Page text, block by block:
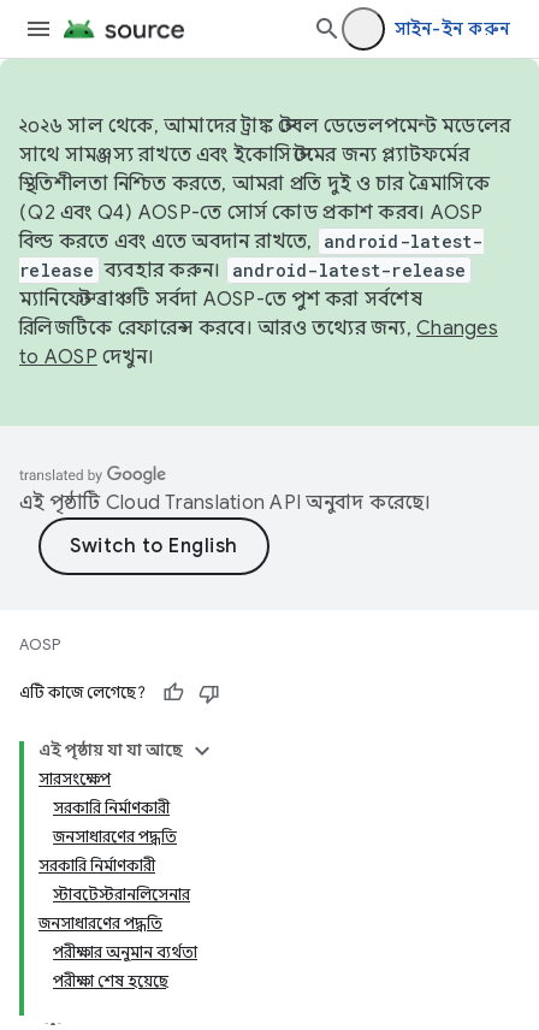
সাইন-ইন করুন
২০২৬ সাল থেকে, আমাদের ট্রাঙ্ক স্টেবল ডেভেলপমেন্ট মডেলের
সাথে সামঞ্জস্য রাখতে এবং ইকোসিস্টেমের জন্য প্ল্যাটফর্মের
স্থিতিশীলতা নিশ্চিত করতে, আমরা প্রতি দুই ও চার ত্রৈমাসিকে
(Q2 এবং Q4) AOSP-তে সোর্স কোড প্রকাশ করব। AOSP
বিল্ড করতে এবং এতে অবদান রাখতে,
android-latest-
release ব্যবহার করুন। android-latest-release
ম্যানিফেস্ট ব্রাঞ্চটি সর্বদা AOSP-তে পুশ করা সর্বশেষ
রিলিজটিকে রেফারেন্স করবে। আরও তথ্যের জন্য, Changes
to AOSP দেখুন।
এই পৃষ্ঠাটি Cloud Translation API অনুবাদ করেছে।
AOSP
এটি কাজে লেগেছে?
এই পৃষ্ঠায় যা যা আছে
সারসংক্ষেপ
সরকারি নির্মাণকারী
জনসাধারণের পদ্ধতি
সরকারি নির্মাণকারী
স্টাবটেস্টরানলিসেনার
জনসাধারণের পদ্ধতি
পরীক্ষার অনুমান ব্যর্থতা
পরীক্ষা শেষ হয়েছে